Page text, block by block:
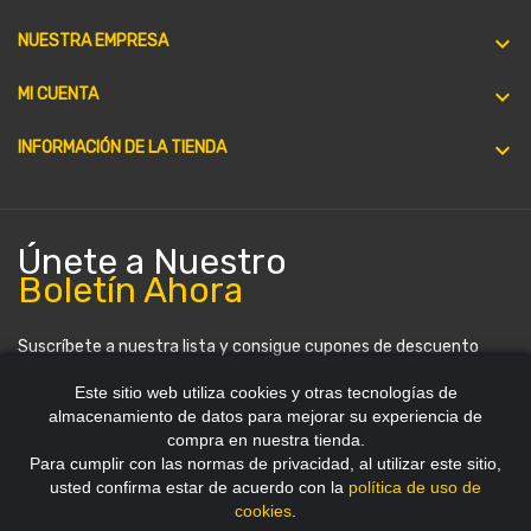
NUESTRA EMPRESA 
MI CUENTA 
INFORMACIÓN DE LA TIENDA keyboard_arrow_down
Este sitio web utiliza cookies y otras tecnologías de
almacenamiento de datos para mejorar su experiencia de
compra en nuestra tienda.
Para cumplir con las normas de privacidad, al utilizar este sitio,
usted confirma estar de acuerdo con la política de uso de
cookies
Únete a Nuestro
Boletín Ahora
Suscríbete a nuestra lista y consigue cupones de descuento